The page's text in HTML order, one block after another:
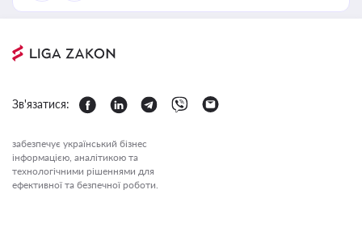
Зв'язатися:
забезпечує український бізнес
інформацією, аналітикою та
технологічними рішеннями для
ефективної та безпечної роботи.